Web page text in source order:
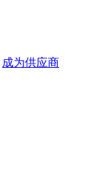
成为供应商